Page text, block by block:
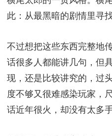
此：从最黑暗的剧情里寻
不过想把这些东西完整地
话很多人都能讲几句，但
现，还是比较讲究的，过
度不够又很难感染玩家，
话近年很火，却没有太多